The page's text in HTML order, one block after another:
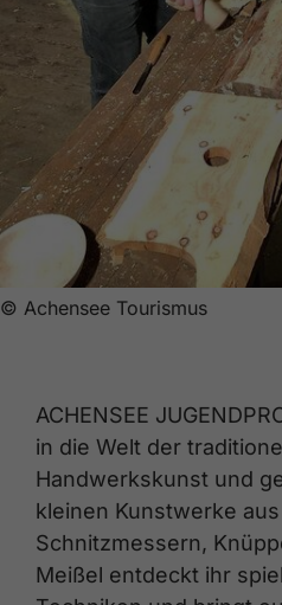
© Achensee Tourismus
ACHENSEE
in die Welt der
Handwerkskunst und
kleinen Kunstwerke
Schnitzmessern,
Meißel entdeckt ihr